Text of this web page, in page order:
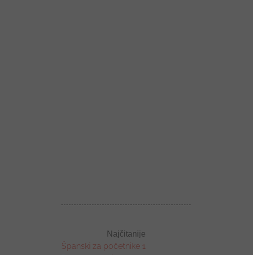
Najčitanije
Španski za početnike 1